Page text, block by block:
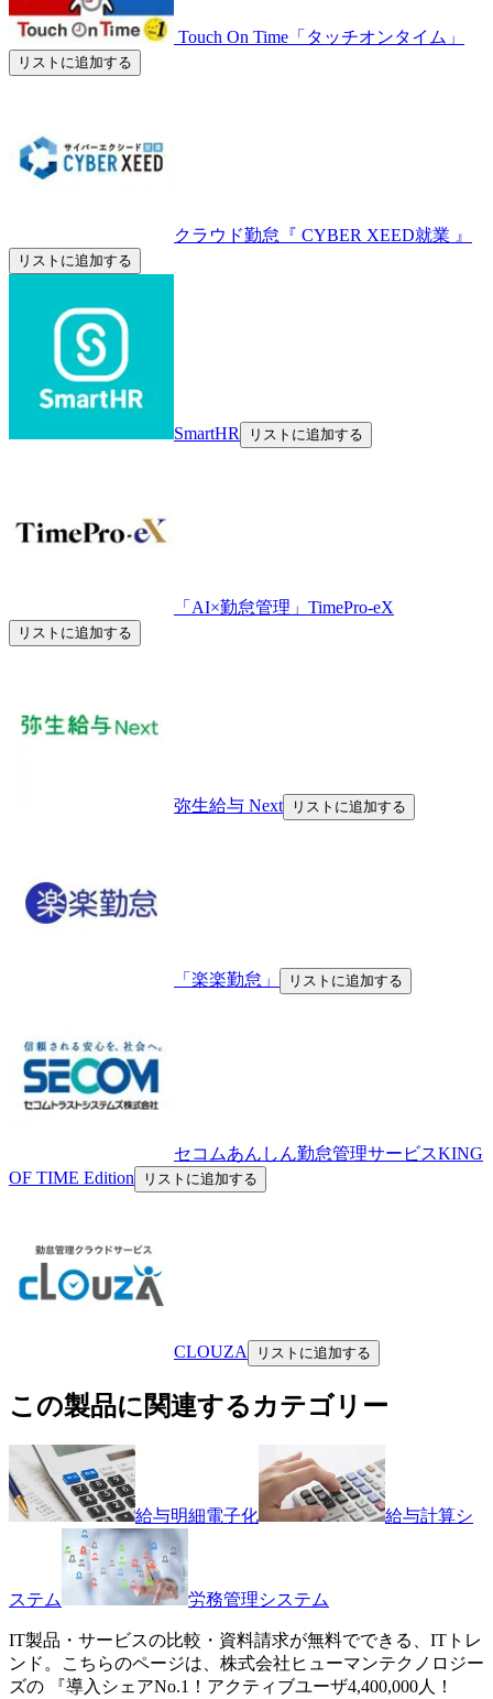
Touch On Time「タッチオンタイム」
リストに追加する
クラウド勤怠『 CYBER XEED就業 』
リストに追加する
SmartHR リストに追加する
「AI×勤怠管理」TimePro-eX
リストに追加する
弥生給与 Next リストに追加する
「楽楽勤怠」 リストに追加する
セコムあんしん勤怠管理サービスKING
OF TIME Edition
リストに追加する
CLOUZA リストに追加する
この製品に関連するカテゴリー
給与明細電子化 給与計算シ
ステム 労務管理システム
IT製品・サービスの比較・資料請求が無料でできる、ITトレ
ンド。こちらのページは、 株式会社ヒューマンテクノロジー
ズの 『導入シェアNo.1！アクティブユーザ4,400,000人！